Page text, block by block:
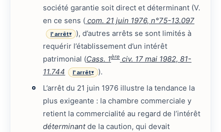
société garantie soit direct et déterminant (V.
en ce sens ( com. 21 juin 1976, n°75-13.097
l'arrêt▾
), d’autres arrêts se sont limités à
requérir l’établissement d’un intérêt
patrimonial (Cass. 1ère civ. 17 mai 1982, 81-
11.744
l'arrêt▾
).
L’arrêt du 21 juin 1976 illustre la tendance la
plus exigeante : la chambre commerciale y
retient la commercialité au regard de l’intérêt
déterminantde la caution, qui devait